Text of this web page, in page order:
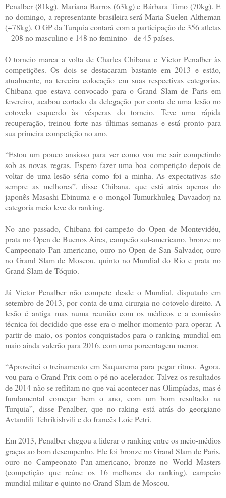
Penalber (81kg), Mariana Barros (63kg) e Bárbara Timo (70kg). E
no domingo, a representante brasileira será Maria Suelen Altheman
(+78kg). O GP da Turquia contará com a participação de 356 atletas
– 208 no masculino e 148 no feminino - de 45 países.
O torneio marca a volta de Charles Chibana e Victor Penalber às
competições. Os dois se destacaram bastante em 2013 e estão,
atualmente, na terceira colocação em suas respectivas categorias.
Chibana que estava convocado para o Grand Slam de Paris em
fevereiro, acabou cortado da delegação por conta de uma lesão no
cotovelo esquerdo às vésperas do torneio. Teve uma rápida
recuperação, treinou forte nas últimas semanas e está pronto para
sua primeira competição no ano.
“Estou um pouco ansioso para ver como vou me sair competindo
sob as novas regras. Espero fazer uma boa competição depois de
voltar de uma lesão séria como foi a minha. As expectativas são
sempre as melhores”, disse Chibana, que está atrás apenas do
japonês Masashi Ebinuma e o mongol Tumurkhuleg Davaadorj na
categoria meio leve do ranking.
No ano passado, Chibana foi campeão do Open de Montevidéu,
prata no Open de Buenos Aires, campeão sul-americano, bronze no
Campeonato Pan-americano, ouro no Open de San Salvador, ouro
no Grand Slam de Moscou, quinto no Mundial do Rio e prata no
Grand Slam de Tóquio.
Já Victor Penalber não compete desde o Mundial, disputado em
setembro de 2013, por conta de uma cirurgia no cotovelo direito. A
lesão é antiga mas numa reunião com os médicos e a comissão
técnica foi decidido que esse era o melhor momento para operar. A
partir de maio, os pontos conquistados para o ranking mundial em
maio ainda valerão para 2016, com uma porcentagem menor.
“Aproveitei o treinamento em Saquarema para pegar ritmo. Agora,
vou para o Grand Prix com o pé no acelerador. Talvez os resultados
de 2014 não se reflitam no que vai acontecer nas Olimpíadas, mas é
fundamental começar bem o ano, com um bom resultado na
Turquia”, disse Penalber, que no raking está atrás do georgiano
Avtandili Tchrikishvili e do francês Loic Petri.
Em 2013, Penalber chegou a liderar o ranking entre os meio-médios
graças ao bom desempenho. Ele foi bronze no Grand Slam de Paris,
ouro no Campeonato Pan-americano, bronze no World Masters
(competição que reúne os 16 melhores do ranking), campeão
mundial militar e quinto no Grand Slam de Moscou.